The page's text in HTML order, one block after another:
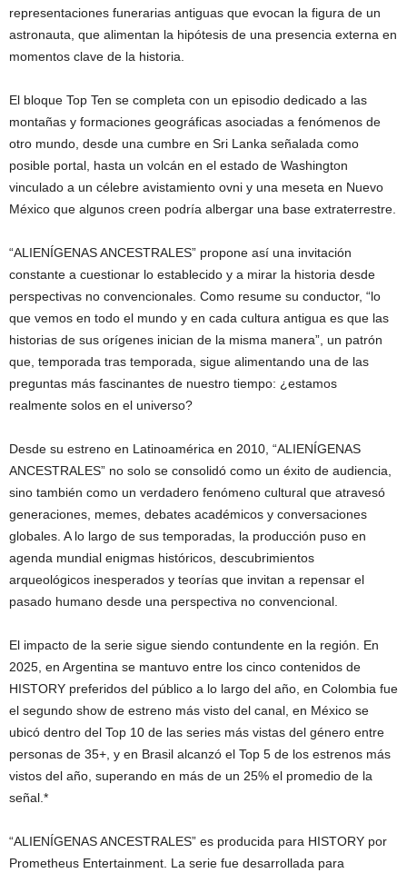
representaciones funerarias antiguas que evocan la figura de un
astronauta, que alimentan la hipótesis de una presencia externa en
momentos clave de la historia.
El bloque Top Ten se completa con un episodio dedicado a las
montañas y formaciones geográficas asociadas a fenómenos de
otro mundo, desde una cumbre en Sri Lanka señalada como
posible portal, hasta un volcán en el estado de Washington
vinculado a un célebre avistamiento ovni y una meseta en Nuevo
México que algunos creen podría albergar una base extraterrestre.
“ALIENÍGENAS ANCESTRALES” propone así una invitación
constante a cuestionar lo establecido y a mirar la historia desde
perspectivas no convencionales. Como resume su conductor, “lo
que vemos en todo el mundo y en cada cultura antigua es que las
historias de sus orígenes inician de la misma manera”, un patrón
que, temporada tras temporada, sigue alimentando una de las
preguntas más fascinantes de nuestro tiempo: ¿estamos
realmente solos en el universo?
Desde su estreno en Latinoamérica en 2010, “ALIENÍGENAS
ANCESTRALES” no solo se consolidó como un éxito de audiencia,
sino también como un verdadero fenómeno cultural que atravesó
generaciones, memes, debates académicos y conversaciones
globales. A lo largo de sus temporadas, la producción puso en
agenda mundial enigmas históricos, descubrimientos
arqueológicos inesperados y teorías que invitan a repensar el
pasado humano desde una perspectiva no convencional.
El impacto de la serie sigue siendo contundente en la región. En
2025, en Argentina se mantuvo entre los cinco contenidos de
HISTORY preferidos del público a lo largo del año, en Colombia fue
el segundo show de estreno más visto del canal, en México se
ubicó dentro del Top 10 de las series más vistas del género entre
personas de 35+, y en Brasil alcanzó el Top 5 de los estrenos más
vistos del año, superando en más de un 25% el promedio de la
señal.*
“ALIENÍGENAS ANCESTRALES” es producida para HISTORY por
Prometheus Entertainment. La serie fue desarrollada para